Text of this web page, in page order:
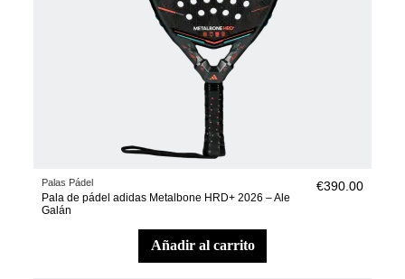
Palas Pádel
Pala de pádel adidas Metalbone HRD+ 2026 – Ale
Galán
€390.00
añadir al carrito